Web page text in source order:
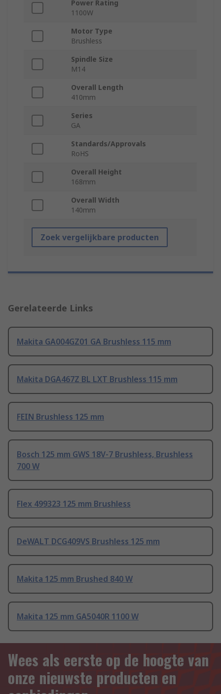
Power Rating
1100W
Motor Type
Brushless
Spindle Size
M14
Overall Length
410mm
Series
GA
Standards/Approvals
RoHS
Overall Height
168mm
Overall Width
140mm
Zoek vergelijkbare producten
Gerelateerde Links
Makita GA004GZ01 GA Brushless 115 mm
Makita DGA467Z BL LXT Brushless 115 mm
FEIN Brushless 125 mm
Bosch 125 mm GWS 18V-7 Brushless, Brushless
700 W
Flex 499323 125 mm Brushless
DeWALT DCG409VS Brushless 125 mm
Makita 125 mm Brushed 840 W
Makita 125 mm GA5040R 1100 W
Wees als eerste op de hoogte van
onze nieuwste producten en